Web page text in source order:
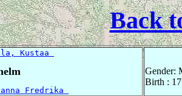
Back
Kustaa
Fredrika
Gender:
Birth : 17